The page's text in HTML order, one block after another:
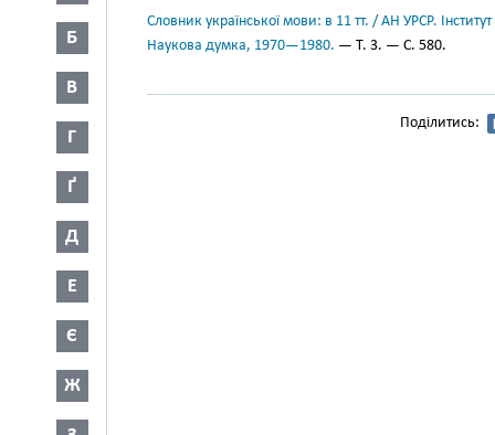
Б
В
Г
Ґ
Д
Е
Є
Ж
Словник української мови: в 11 тт. / АН УРСР.
Наукова думка, 1970—1980. — Т. 3. — С. 580.
Поділитись: